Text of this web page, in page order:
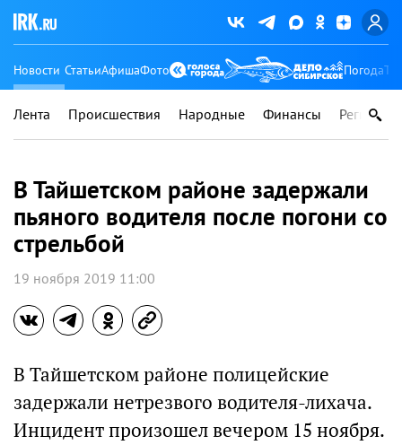
Новости СтатьиАфишаФото Погода
Лента Происшествия Народные Финансы Регионы
В Тайшетском районе задержали
пьяного водителя после погони со
стрельбой
19 ноября 2019 11:00
В Тайшетском районе полицейские
задержали нетрезвого водителя-лихача.
Инцидент произошел вечером 15 ноября.